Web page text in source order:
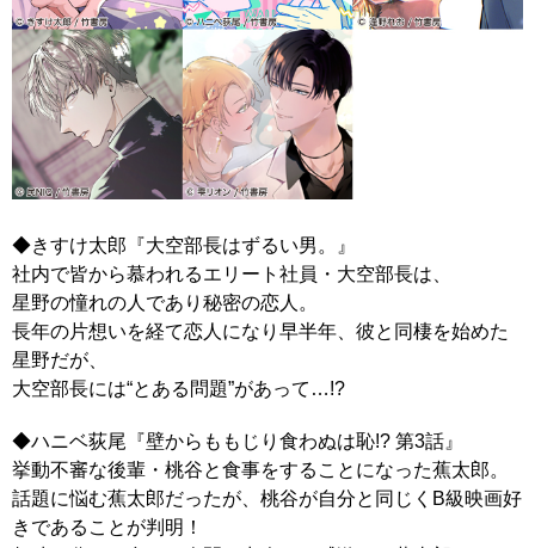
◆きすけ太郎『大空部長はずるい男。』
社内で皆から慕われるエリート社員・大空部長は、
星野の憧れの人であり秘密の恋人。
長年の片想いを経て恋人になり早半年、彼と同棲を始めた
星野だが、
大空部長には“とある問題”があって…!?
◆ハニベ荻尾『壁からももじり食わぬは恥!? 第3話』
挙動不審な後輩・桃谷と食事をすることになった蕉太郎。
話題に悩む蕉太郎だったが、桃谷が自分と同じくB級映画好
きであることが判明！